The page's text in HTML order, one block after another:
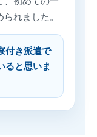
れました。
付き派遣で
ると思いま